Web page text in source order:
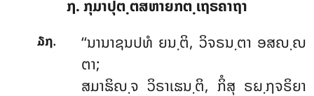
໗. ກຸມາປຸຕ຺ຕສຫາຍກຕ຺ເຖຣຄາຖາ
໓໗.
‘‘ນານາຊນປທໍ ຍນ຺ຕິ, ວິຈຣນ຺ຕາ ອສຎ຺ຎ
ຕາ;
ສມາຘິຎ຺ຈ ວິຣາເຘນ຺ຕິ, ກິໍສຸ ຣຏ຺ຐຈຣິຍາ